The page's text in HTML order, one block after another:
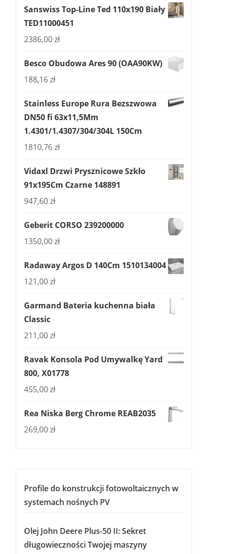
Sanswiss Top-Line Ted 110x190 Biały
TED11000451
2386,00zł
Besco Obudowa Ares 90 (OAA90KW)
188,16zł
Stainless Europe Rura Bezszwowa
DN50 fi 63x11,5Mm
1.4301/1.4307/304/304L 150Cm
1810,76zł
Vidaxl Drzwi Prysznicowe Szkło
91x195Cm Czarne 148891
947,60zł
Geberit CORSO 239200000
1350,00zł
Radaway Argos D 140Cm 1510134004
121,00zł
Garmand Bateria kuchenna biała
Classic
211,00zł
Ravak Konsola Pod Umywalkę Yard
800, X01778
455,00zł
Rea Niska Berg Chrome REAB2035
269,00zł
Profile do konstrukcji fotowoltaicznych w
systemach nośnych PV
Olej John Deere Plus-50 II: Sekret
długowieczności Twojej maszyny